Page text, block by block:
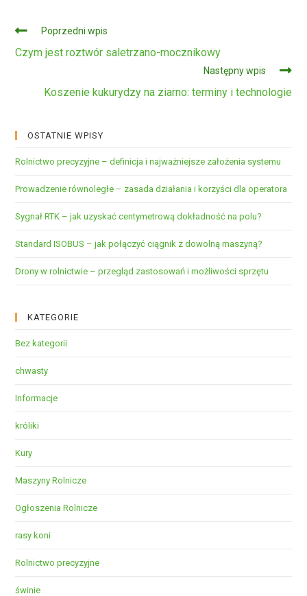
Czytaj
dalej
Poprzedni wpis
Czym jest roztwór saletrzano-mocznikowy
Następny wpis
Koszenie kukurydzy na ziarno: terminy i technologie
OSTATNIE WPISY
Rolnictwo precyzyjne – definicja i najważniejsze założenia systemu
Prowadzenie równoległe – zasada działania i korzyści dla operatora
Sygnał RTK – jak uzyskać centymetrową dokładność na polu?
Standard ISOBUS – jak połączyć ciągnik z dowolną maszyną?
Drony w rolnictwie – przegląd zastosowań i możliwości sprzętu
KATEGORIE
Bez kategorii
chwasty
Informacje
króliki
Kury
Maszyny Rolnicze
Ogłoszenia Rolnicze
rasy koni
Rolnictwo precyzyjne
świnie